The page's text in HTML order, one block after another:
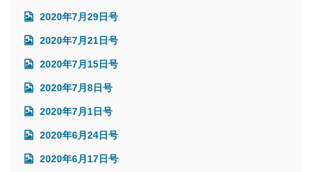
2020年7月29日号
2020年7月21日号
2020年7月15日号
2020年7月8日号
2020年7月1日号
2020年6月24日号
2020年6月17日号